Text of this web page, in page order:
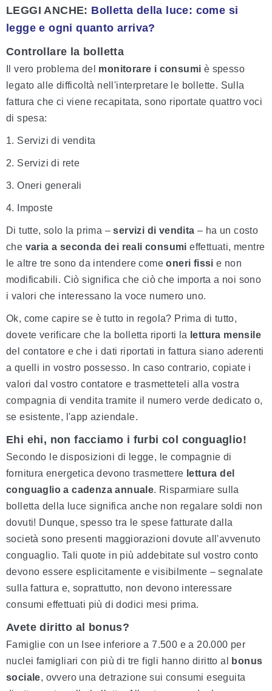
LEGGI ANCHE: Bolletta della luce: come si
legge e ogni quanto arriva?
Controllare la bolletta
Il vero problema del monitorare i consumi è spesso
legato alle difficoltà nell'interpretare le bollette. Sulla
fattura che ci viene recapitata, sono riportate quattro voci
di spesa:
1. Servizi di vendita
2. Servizi di rete
3. Oneri generali
4. Imposte
Di tutte, solo la prima –servizi di vendita – ha un costo
che varia a seconda dei reali consumi effettuati, mentre
le altre tre sono da intendere comeoneri fissi e non
modificabili. Ciò significa che ciò che importa a noi sono
i valori che interessano la voce numero uno.
Ok, come capire se è tutto in regola? Prima di tutto,
dovete verificare che la bolletta riporti la lettura mensile
del contatore e che i dati riportati in fattura siano aderenti
a quelli in vostro possesso. In caso contrario, copiate i
valori dal vostro contatore e trasmetteteli alla vostra
compagnia di vendita tramite il numero verde dedicato o,
se esistente, l'app aziendale.
Ehi ehi, non facciamo i furbi col conguaglio!
Secondo le disposizioni di legge, le compagnie di
fornitura energetica devono trasmettere lettura del
conguaglio a cadenza annuale. Risparmiare sulla
bolletta della luce significa anche non regalare soldi non
dovuti! Dunque, spesso tra le spese fatturate dalla
società sono presenti maggiorazioni dovute all'avvenuto
conguaglio. Tali quote in più addebitate sul vostro conto
devono essere esplicitamente e visibilmente – segnalate
sulla fattura e, soprattutto, non devono interessare
consumi effettuati più di dodici mesi prima.
Avete diritto al bonus?
Famiglie con un Isee inferiore a 7.500 e a 20.000 per
nuclei famigliari con più di tre figli hanno diritto al
bonus
sociale, ovvero una detrazione sui consumi eseguita